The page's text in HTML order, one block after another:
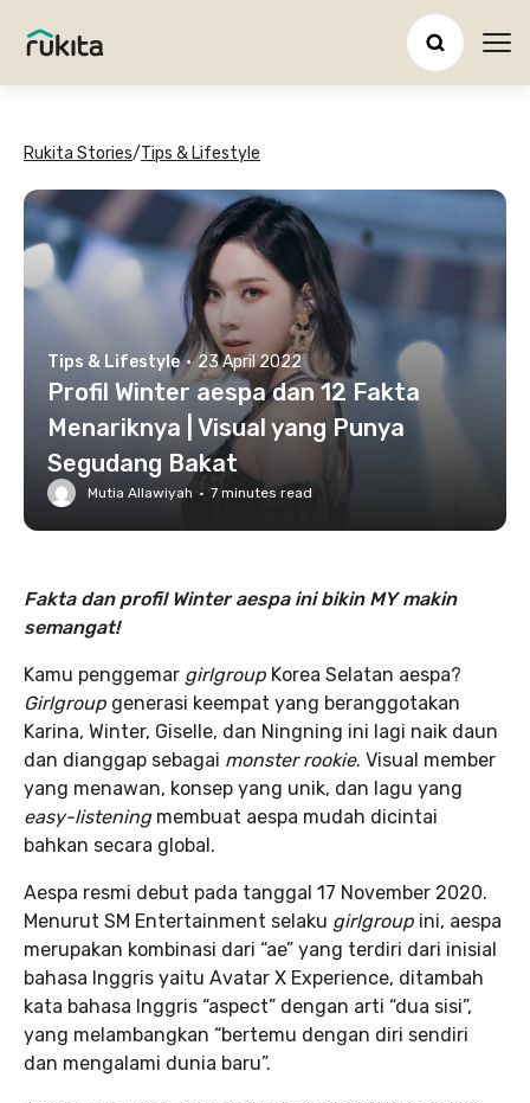
Rukita Stories/Tips & Lifestyle
Tips & Lifestyle · 23 April 2022
Profil Winter aespa dan 12 Fakta
Menariknya | Visual yang Punya
Segudang Bakat
Mutia Allawiyah · 7 minutes read
Fakta dan profil Winter aespa ini bikin MY makin
semangat!
Kamu penggemar girlgroup Korea Selatan aespa?
Girlgroup generasi keempat yang beranggotakan
Karina, Winter, Giselle, dan Ningning ini lagi naik daun
dan dianggap sebagai monster rookie. Visual member
yang menawan, konsep yang unik, dan lagu yang
easy-listeningmembuat aespa mudah dicintai
bahkan secara global.
Aespa resmi debut pada tanggal 17 November 2020.
Menurut SM Entertainment selaku girlgroup ini, aespa
merupakan kombinasi dari “ae” yang terdiri dari inisial
bahasa Inggris yaitu Avatar X Experience, ditambah
kata bahasa Inggris “aspect” dengan arti “dua sisi”,
yang melambangkan “bertemu dengan diri sendiri
dan mengalami dunia baru”.